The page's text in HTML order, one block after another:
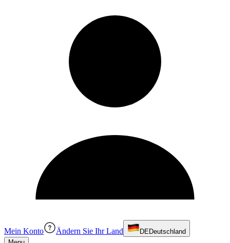
Mein Konto Ändern Sie Ihr Land DEDeutschland